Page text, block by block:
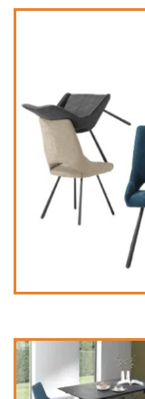
décoration